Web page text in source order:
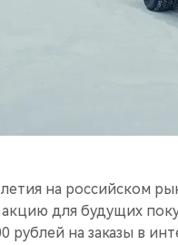
на российском
для будущих
рублей на заказы в